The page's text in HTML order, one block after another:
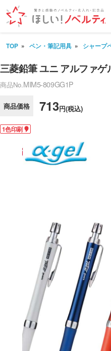
TOP ペン・筆記用具 シャープ
三菱鉛筆 ユニ アルファ
商品No.MIM5-809GG1P
商品価格 713円(税込)
1色印刷